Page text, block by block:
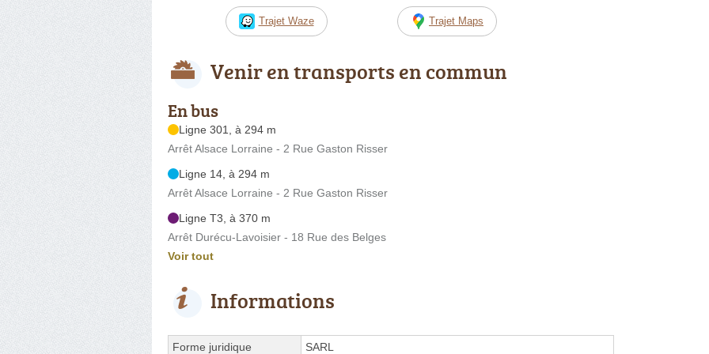
Trajet Waze Trajet Maps
Venir en transports en commun
En bus
Ligne 301, à 294 m
Arrêt Alsace Lorraine - 2 Rue Gaston Risser
Ligne 14, à 294 m
Arrêt Alsace Lorraine - 2 Rue Gaston Risser
Ligne T3, à 370 m
Arrêt Durécu-Lavoisier - 18 Rue des Belges
Voir tout
Informations
Forme juridique SARL